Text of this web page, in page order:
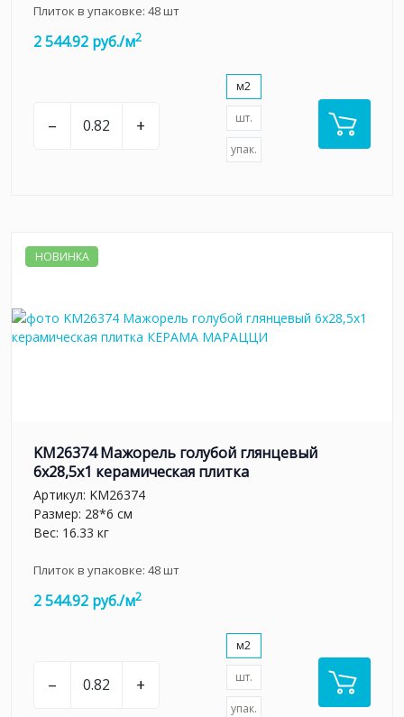
Плиток в упаковке: 48шт
2 544.92 руб./м2
– +
м2
шт.
упак.
НОВИНКА
KM26374 Мажорель голубой глянцевый
6x28,5x1 керамическая плитка
Артикул: KM26374
Размер: 28*6 см
Вес: 16.33 кг
Плиток в упаковке: 48шт
2 544.92 руб./м2
– +
м2
шт.
упак.